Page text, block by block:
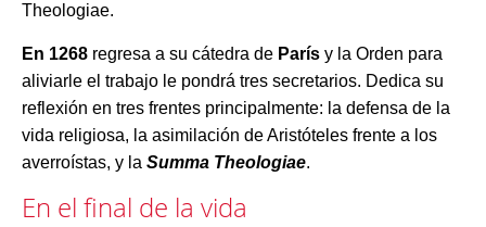
Theologiae.
En 1268 regresa a su cátedra de París y la Orden para
aliviarle el trabajo le pondrá tres secretarios. Dedica su
reflexión en tres frentes principalmente: la defensa de la
vida religiosa, la asimilación de Aristóteles frente a los
averroístas, y la Summa Theologiae.
En el final de la vida